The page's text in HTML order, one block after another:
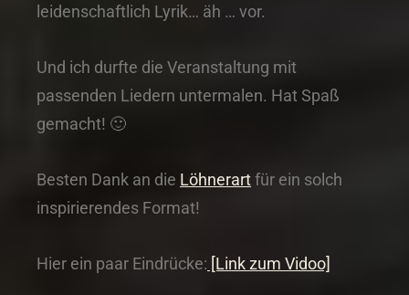
leidenschaftlich Lyrik… äh … vor.
Und ich durfte die Veranstaltung mit
passenden Liedern untermalen. Hat Spaß
gemacht! 🙂
Besten Dank an die Löhnerartfür ein solch
inspirierendes Format!
Hier ein paar Eindrücke: [Link zum Vidoo]